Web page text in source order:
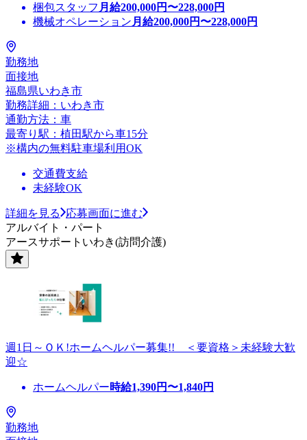
梱包スタッフ 月給200,000円〜228,000円
機械オペレーション 月給200,000円〜228,000円
勤務地
面接地
福島県いわき市
勤務詳細：いわき市
通勤方法：車
最寄り駅：植田駅から車15分
※構内の無料駐車場利用OK
交通費支給
未経験OK
詳細を見る
応募画面に進む
アルバイト・パート
アースサポートいわき(訪問介護)
週1日～ＯＫ!ホームヘルパー募集!! ＜要資格＞未経験大歓
迎☆
ホームヘルパー時給1,390円〜1,840円
勤務地